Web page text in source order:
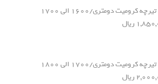
✳️ یونولیت تیرچه کرومیت دومتری/۱۶۰۰ الی ۱۷۰۰
✳️ یونولیت تیرچه کرومیت دومتری/۱۷۰۰ الی ۱۸۰۰